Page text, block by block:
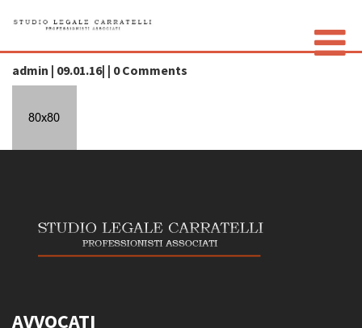
icon6-white
admin | 09.01.16| | 0 Comments
AVVOCATI